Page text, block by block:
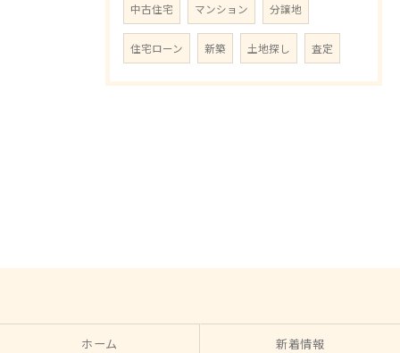
中古住宅 マンション 分譲地
住宅ローン 新築 土地探し 査定
ホーム 新着情報